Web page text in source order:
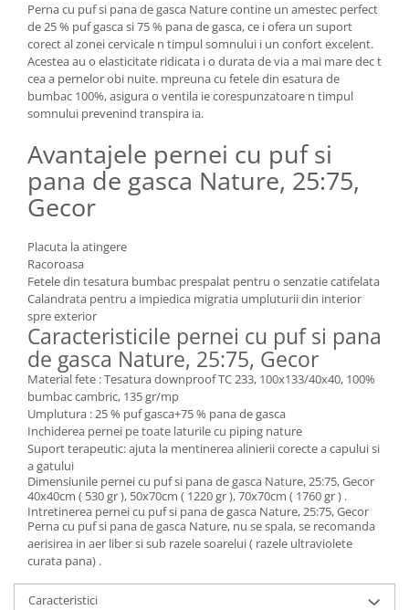
Perna cu puf si pana de gasca Nature contine un amestec perfect
de 25 % puf gasca si 75 % pana de gasca, ce i ofera un suport
corect al zonei cervicale n timpul somnului i un confort excelent.
Acestea au o elasticitate ridicata i o durata de via a mai mare dec t
cea a pernelor obi nuite. mpreuna cu fetele din esatura de
bumbac 100%, asigura o ventila ie corespunzatoare n timpul
somnului prevenind transpira ia.
Avantajele pernei cu puf si
pana de gasca Nature, 25:75,
Gecor
Placuta la atingere
Racoroasa
Fetele din tesatura bumbac prespalat pentru o senzatie catifelata
Calandrata pentru a impiedica migratia umpluturii din interior
spre exterior
Caracteristicile pernei cu puf si pana
de gasca Nature, 25:75, Gecor
Material fete : Tesatura downproof TC 233, 100x133/40x40, 100%
bumbac cambric, 135 gr/mp
Umplutura : 25 % puf gasca+75 % pana de gasca
Inchiderea pernei pe toate laturile cu piping nature
Suport terapeutic: ajuta la mentinerea alinierii corecte a capului si
a gatului
Dimensiunile pernei cu puf si pana de gasca Nature, 25:75, Gecor
40x40cm ( 530 gr ), 50x70cm ( 1220 gr ), 70x70cm ( 1760 gr ) .
Intretinerea pernei cu puf si pana de gasca Nature, 25:75, Gecor
Perna cu puf si pana de gasca Nature, nu se spala, se recomanda
aerisirea in aer liber si sub razele soarelui ( razele ultraviolete
curata pana) .
Caracteristici